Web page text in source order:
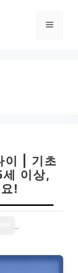
메
이 | 기초
이상,
!